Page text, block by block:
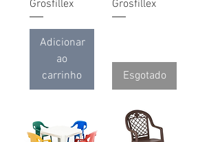
Grosfillex
Adicionar
ao
carrinho
Grosfillex
Esgotado